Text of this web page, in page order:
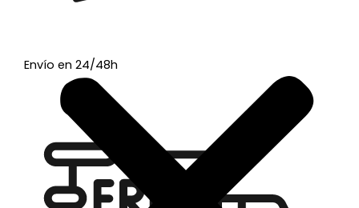
Envío en 24/48h